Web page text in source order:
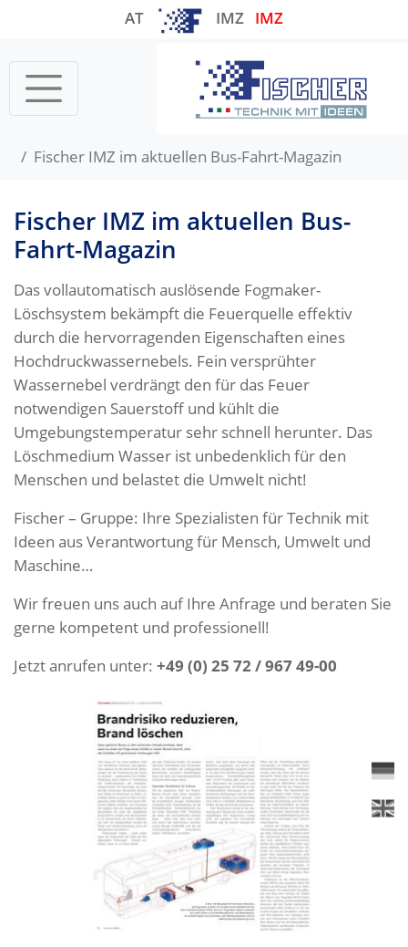
AT IMZ IMZ
Fischer IMZ im aktuellen Bus-Fahrt-Magazin
Fischer IMZ im aktuellen Bus-
Fahrt-Magazin
Das vollautomatisch auslösende Fogmaker-
Löschsystem bekämpft die Feuerquelle effektiv
durch die hervorragenden Eigenschaften eines
Hochdruckwassernebels. Fein versprühter
Wassernebel verdrängt den für das Feuer
notwendigen Sauerstoff und kühlt die
Umgebungstemperatur sehr schnell herunter. Das
Löschmedium Wasser ist unbedenklich für den
Menschen und belastet die Umwelt nicht!
Fischer – Gruppe: Ihre Spezialisten für Technik mit
Ideen aus Verantwortung für Mensch, Umwelt und
Maschine…
Wir freuen uns auch auf Ihre Anfrage und beraten Sie
gerne kompetent und professionell!
Jetzt anrufen unter: +49 (0) 25 72 / 967 49-00